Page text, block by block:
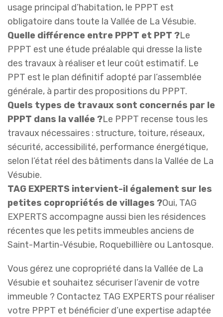
usage principal d’habitation, le PPPT est
obligatoire dans toute la Vallée de La Vésubie.
Quelle différence entre PPPT et PPT ?Le
PPPT est une étude préalable qui dresse la liste
des travaux à réaliser et leur coût estimatif. Le
PPT est le plan définitif adopté par l’assemblée
générale, à partir des propositions du PPPT.
Quels types de travaux sont concernés par le
PPPT dans la vallée ?Le PPPT recense tous les
travaux nécessaires : structure, toiture, réseaux,
sécurité, accessibilité, performance énergétique,
selon l’état réel des bâtiments dans la Vallée de La
Vésubie.
TAG EXPERTS intervient-il également sur les
petites copropriétés de villages ?Oui, TAG
EXPERTS accompagne aussi bien les résidences
récentes que les petits immeubles anciens de
Saint-Martin-Vésubie, Roquebillière ou Lantosque.
Vous gérez une copropriété dans la Vallée de La
Vésubie et souhaitez sécuriser l’avenir de votre
immeuble ? Contactez TAG EXPERTS pour réaliser
votre PPPT et bénéficier d’une expertise adaptée